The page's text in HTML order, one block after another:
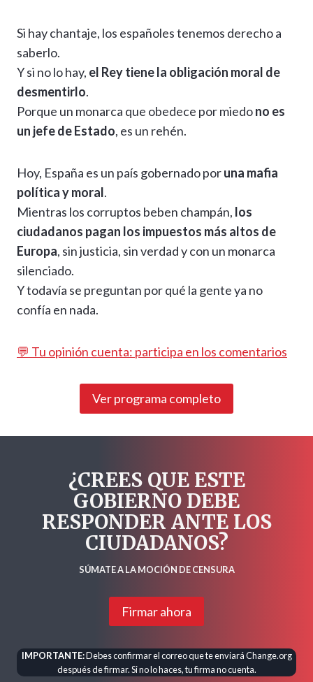
Si hay chantaje, los españoles tenemos derecho a
saberlo.
Y si no lo hay, el Rey tiene la obligación moral de
desmentirlo.
Porque un monarca que obedece por miedono es
un jefe de Estado, es un rehén.
Hoy, España es un país gobernado poruna mafia
política y moral.
Mientras los corruptos beben champán, los
ciudadanos pagan los impuestos más altos de
Europa, sin justicia, sin verdad y con un monarca
silenciado.
Y todavía se preguntan por qué la gente ya no
confía en nada.
💬 Tu opinión cuenta: participa en los comentarios
Ver programa completo
¿CREES QUE ESTE
GOBIERNO DEBE
RESPONDER ANTE LOS
CIUDADANOS?
SÚMATE A LA MOCIÓN DE CENSURA
Firmar ahora
IMPORTANTE:Debes confirmar el correo que te enviará Change.org
después de firmar. Si no lo haces, tu firma no cuenta.